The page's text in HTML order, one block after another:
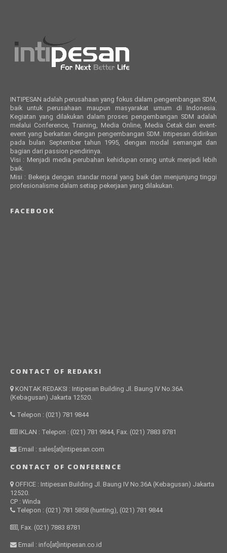
INTIPESAN adalah perusahaan yang fokus dalam pengembangan SDM,
baik untuk perusahaan maupun masyarakat umum di Indonesia.
Kegiatan yang dilakukan dalam proses pengembangan SDM adalah
melalui Conference, Training, Media Online, Media Cetak dan event-
event yang berkaitan dengan pengembangan SDM. Intipesan didirikan
pada bulan September tahun 1995, dengan modal semangat dan
bagian dari passion pendirinya.
Visi : Menjadi media perubahan kehidupan orang untuk menjadi lebih
baik.
Misi : Bekerja dengan standar moral yang baik dan menjunjung tinggi
profesionalisme dalam setiap pekerjaan yang dilakukan.
FACEBOOK
CONTACT OF REDAKSI
KONTAK REDAKSI : Intipesan Building Jl. Baung IV No.36A
(Kebagusan) Jakarta 12520.
Telepon : (021) 781 9844
IKLAN : Telepon : (021) 781 9844, Fax. (021) 7883 8781
Email : sales[at]intipesan.com
CONTACT OF CONFERENCE
OFFICE : Intipesan Building Jl. Baung IV No.36A (Kebagusan) Jakarta
12520.
CP : Winda
Telepon : (021) 781 5858 (hunting), (021) 781 9844
, Fax. (021) 7883 8781
Email : info[at]intipesan.co.id